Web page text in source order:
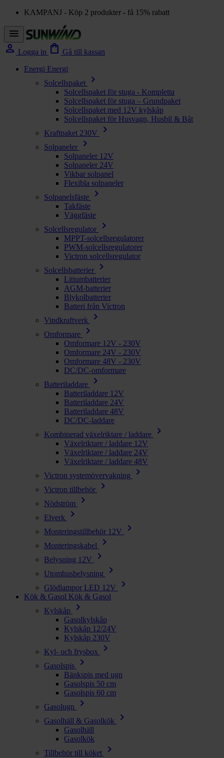
KAMPANJ - Köp 2 produkter - få 15% rabatt
menu
person Logga in shopping_bag Gå till kassan
Energi Energi
Solcellspaket
chevron_right
Solcellspaket för stuga - Kompletta
Solcellspaket för stuga – Grundpaket
Solcellspaket med 12V kylskåp
Solcellspaket för Husvagn, Husbil & Båt
Kraftpaket 230V
chevron_right
Solpaneler chevron_right
Solpaneler 12V
Solpaneler 24V
Vikbar solpanel
Flexibla solpaneler
Solpanelsfäste
chevron_right
Takfäste
Väggfäste
Solcellsregulator
chevron_right
MPPT-solcellsregulatorer
PWM-solcellsregulatorer
Victron solcellsregulator
Solcellsbatterier
chevron_right
Litiumbatterier
AGM-batterier
Blykolbatterier
Batteri från Victron
Vindkraftverk
chevron_right
Omformare chevron_right
Omformare 12V - 230V
Omformare 24V - 230V
Omformare 48V - 230V
DC/DC-omformare
Batteriladdare
chevron_right
Batteriladdare 12V
Batteriladdare 24V
Batteriladdare 48V
DC/DC-laddare
Kombinerad växelriktare / laddare
chevron_right
Växelriktare / laddare 12V
Växelriktare / laddare 24V
Växelriktare / laddare 48V
Victron systemövervakning
chevron_right
Victron tillbehör chevron_right
Nödström chevron_right
Elverk chevron_right
Monteringstillbehör 12V chevron_right
Monteringskabel chevron_right
Belysning 12V chevron_right
Utomhusbelysning chevron_right
Glödlampor LED 12V chevron_right
Kök & Gasol Kök & Gasol
Kylskåp
chevron_right
Gasolkylskåp
Kylskåp 12/24V
Kylskåp 230V
Kyl- och frysbox
chevron_right
Gasolspis chevron_right
Bänkspis med ugn
Gasolspis 50 cm
Gasolspis 60 cm
Gasolugn
chevron_right
Gasolhäll & Gasolkök chevron_right
Gasolhäll
Gasolkök
Tillbehör till köket
chevron_right